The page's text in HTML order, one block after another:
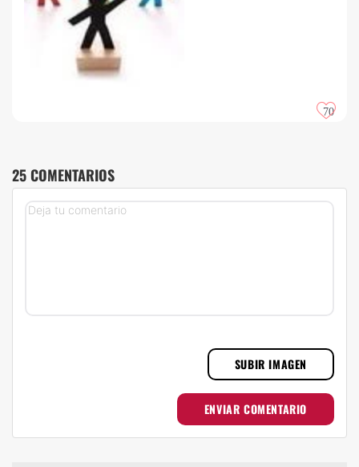
70
25 COMENTARIOS
SUBIR IMAGEN
ENVIAR COMENTARIO